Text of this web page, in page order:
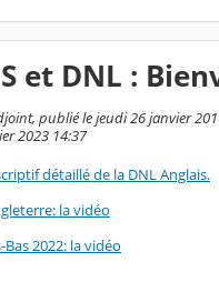
et DNL :
publié le jeudi 26 janvier
2023 14:37
détaillé de la DNL Anglais.
la vidéo
2022: la vidéo